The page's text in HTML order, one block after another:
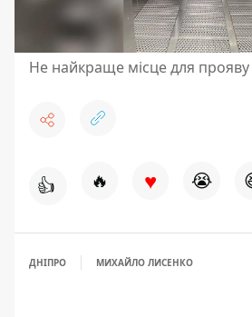
Не найкраще місце для прояву
👍 🔥 ♥ 😭
ДНІПРО МИХАЙЛО ЛИСЕНКО